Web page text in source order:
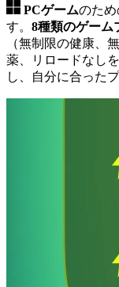
PCゲームのた
す。 8種類のゲーム
（無制限の健康、
薬、リロードなし
し、自分に合った